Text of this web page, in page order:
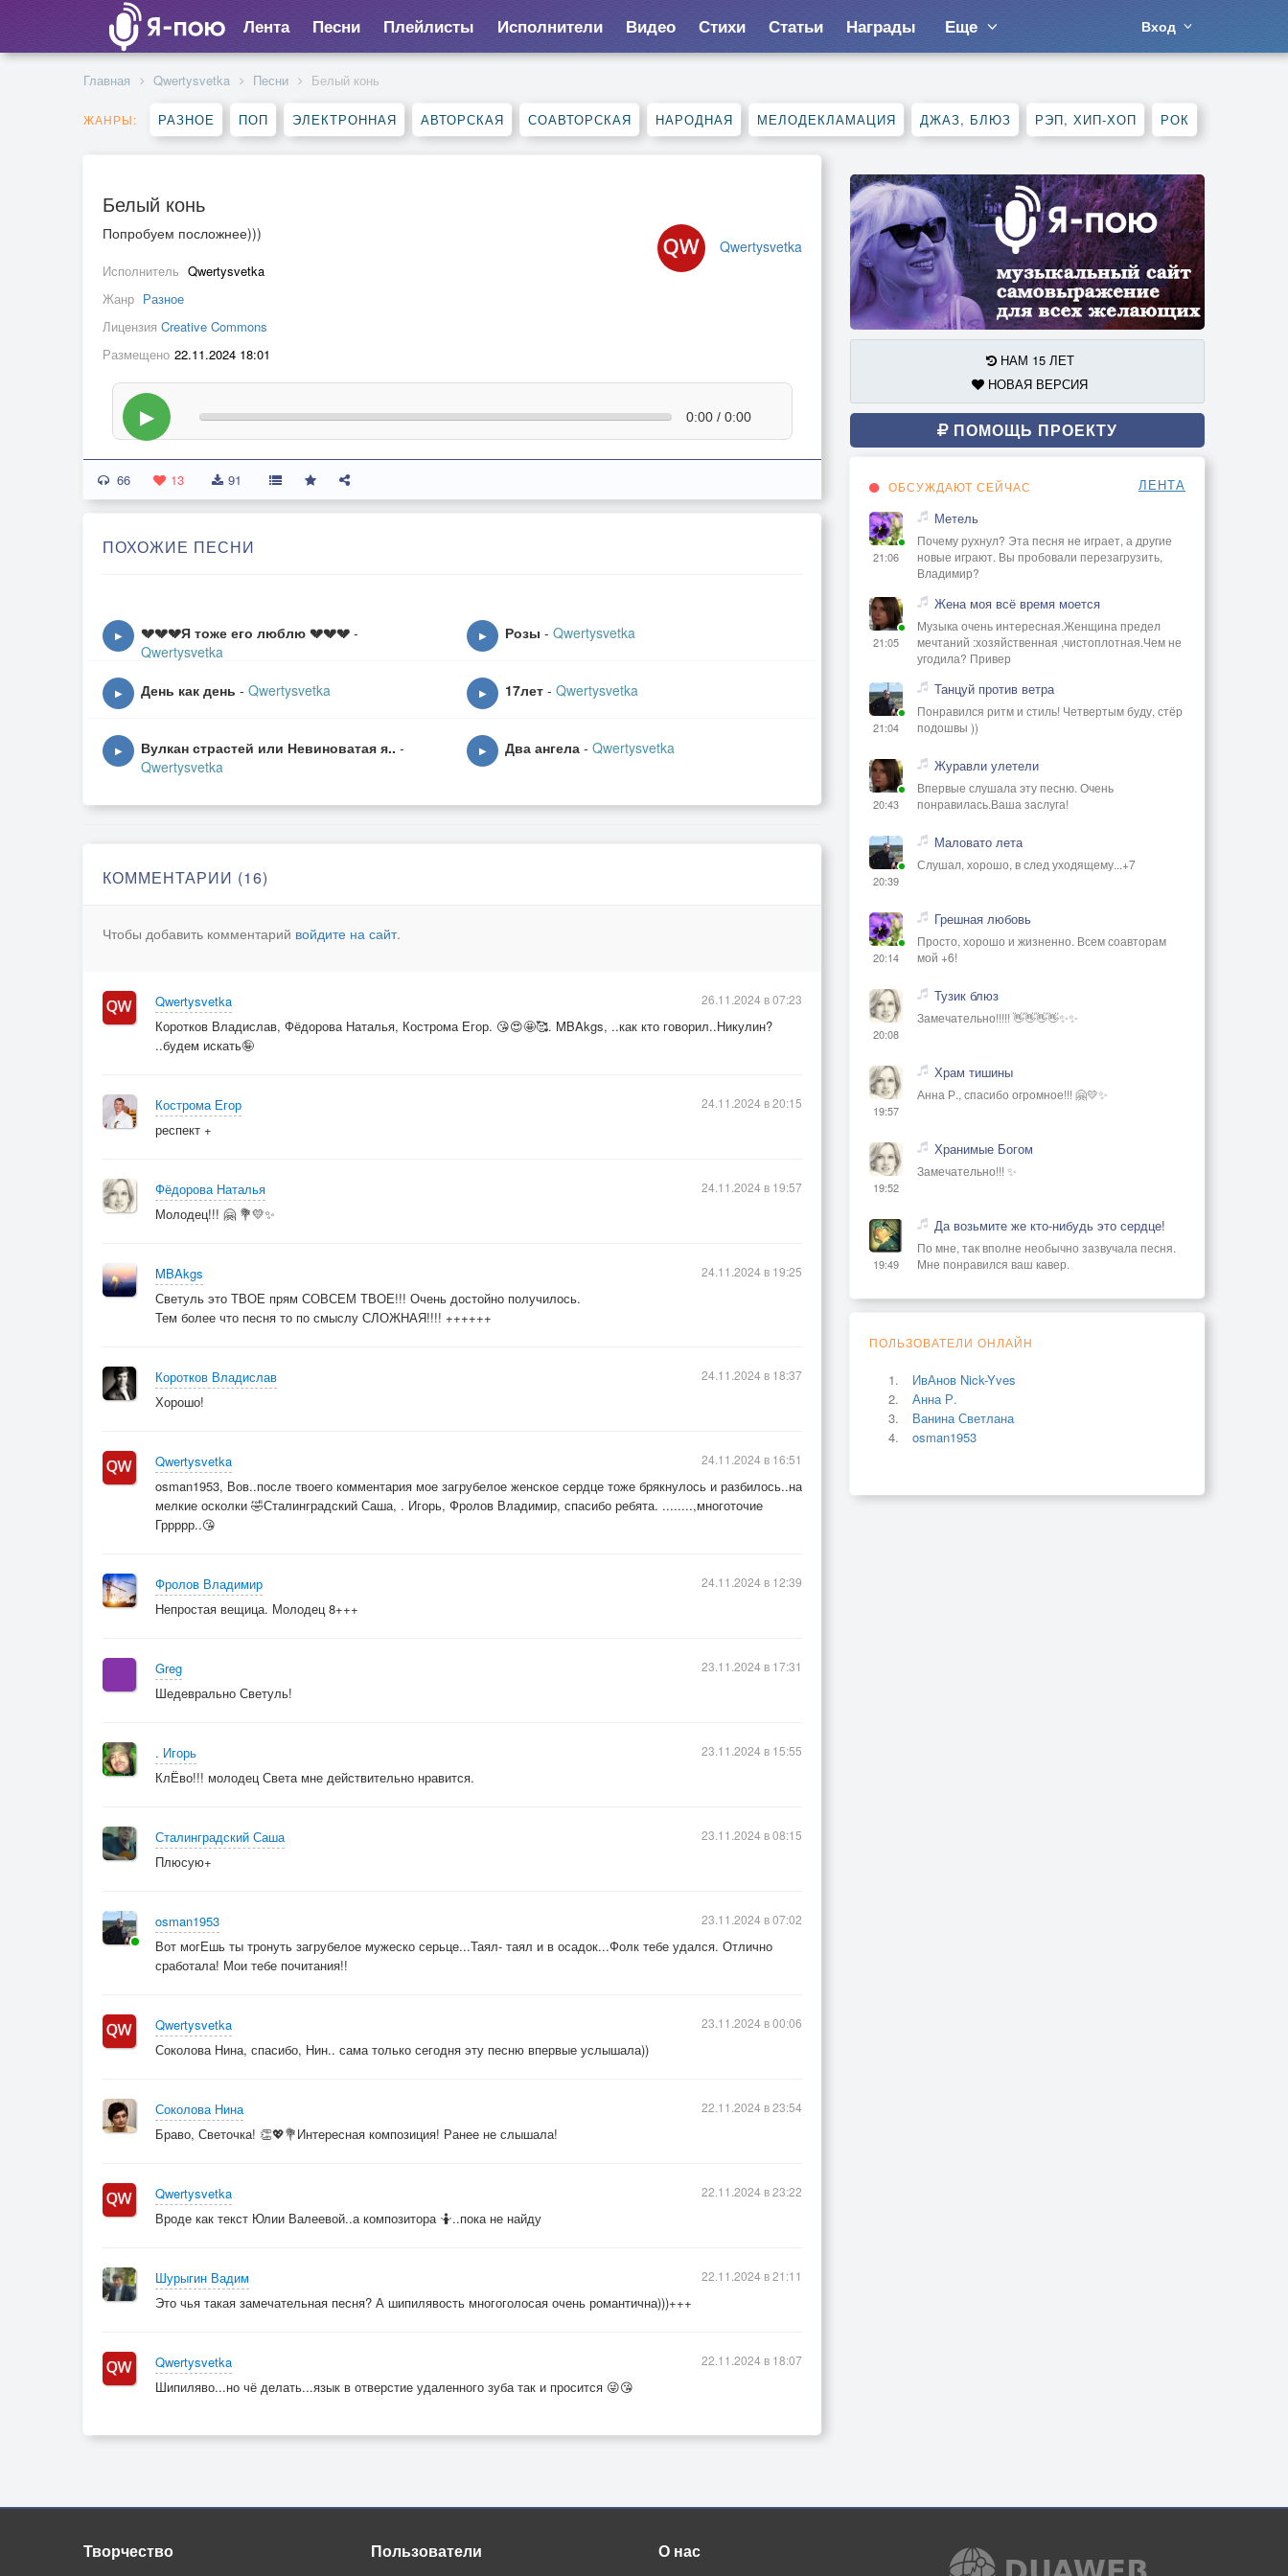
Лента Песни Плейлисты Исполнители Видео Стихи Статьи Награды Еще Вход
Главная Qwertysvetka Песни Белый конь
ЖАНРЫ: РАЗНОЕ ПОП ЭЛЕКТРОННАЯ АВТОРСКАЯ СОАВТОРСКАЯ НАРОДНАЯ МЕЛОДЕКЛАМАЦИЯ ДЖАЗ, БЛЮЗ РЭП, ХИП-ХОП РОК
Белый конь
Qwertysvetka
Попробуем посложнее)))
Исполнитель Qwertysvetka
Жанр Разное
Лицензия Creative Commons
Размещено 22.11.2024 18:01
▶ 0:00 / 0:00
66 13 91
ПОХОЖИЕ ПЕСНИ
▶ 💔💔💔Я тоже его люблю 💔💔💔 -
Qwertysvetka
▶ Розы - Qwertysvetka
▶ День как день - Qwertysvetka ▶ 17лет - Qwertysvetka
▶ Вулкан страстей или Невиноватая я.. -
Qwertysvetka
▶ Два ангела - Qwertysvetka
КОММЕНТАРИИ (16)
Чтобы добавить комментарий войдите на сайт.
Qwertysvetka
Коротков Владислав, Фёдорова Наталья, Кострома Егор. 😘😍🤩🥰. MBAkgs, ..как кто говорил..Никулин?
..будем искать🤪
26.11.2024 в 07:23
Кострома Егор
респект +
24.11.2024 в 20:15
Фёдорова Наталья
Молодец!!! 🤗 💐💛✨
24.11.2024 в 19:57
MBAkgs
Светуль это ТВОЕ прям СОВСЕМ ТВОЕ!!! Очень достойно получилось.
Тем более что песня то по смыслу СЛОЖНАЯ!!!! ++++++
24.11.2024 в 19:25
Коротков Владислав
Хорошо!
24.11.2024 в 18:37
Qwertysvetka
osman1953, Вов..после твоего комментария мое загрубелое женское сердце тоже брякнулось и разбилось..на
мелкие осколки 🤣Сталинградский Саша, . Игорь, Фролов Владимир, спасибо ребята. ........,многоточие
Гррррр..😘
24.11.2024 в 16:51
Фролов Владимир
Непростая вещица. Молодец 8+++
24.11.2024 в 12:39
Greg
Шедеврально Светуль!
23.11.2024 в 17:31
. Игорь
КлЁво!!! молодец Света мне действительно нравится.
23.11.2024 в 15:55
Сталинградский Саша
Плюсую+
23.11.2024 в 08:15
osman1953
Вот могЕшь ты тронуть загрубелое мужеско серьце...Таял- таял и в осадок...Фолк тебе удался. Отлично
сработала! Мои тебе почитания!!
23.11.2024 в 07:02
Qwertysvetka
Соколова Нина, спасибо, Нин.. сама только сегодня эту песню впервые услышала))
23.11.2024 в 00:06
Соколова Нина
Браво, Светочка! 👏💖💐Интересная композиция! Ранее не слышала!
22.11.2024 в 23:54
Qwertysvetka
Вроде как текст Юлии Валеевой..а композитора 🤷..пока не найду
22.11.2024 в 23:22
Шурыгин Вадим
Это чья такая замечательная песня? А шипилявость многоголосая очень романтична)))+++
22.11.2024 в 21:11
Qwertysvetka
Шипиляво...но чё делать...язык в отверстие удаленного зуба так и просится 😜😘
22.11.2024 в 18:07
НАМ 15 ЛЕТ
НОВАЯ ВЕРСИЯ
ПОМОЩЬ ПРОЕКТУ
ОБСУЖДАЮТ СЕЙЧАС ЛЕНТА
21:06
Метель
Почему рухнул? Эта песня не играет, а другие
новые играют. Вы пробовали перезагрузить,
Владимир?
21:05
Жена моя всё время моется
Музыка очень интересная.Женщина предел
мечтаний :хозяйственная ,чистоплотная.Чем не
угодила? Привер
21:04
Танцуй против ветра
Понравился ритм и стиль! Четвертым буду, стёр
подошвы ))
20:43
Журавли улетели
Впервые слушала эту песню. Очень
понравилась.Ваша заслуга!
20:39
Маловато лета
Слушал, хорошо, в след уходящему...+7
20:14
Грешная любовь
Просто, хорошо и жизненно. Всем соавторам
мой +6!
20:08
Тузик блюз
Замечательно!!!!! 👋👋👋👋✨✨
19:57
Храм тишины
Анна Р., спасибо огромное!!! 🤗💛✨
19:52
Хранимые Богом
Замечательно!!! ✨
19:49
Да возьмите же кто-нибудь это сердце!
По мне, так вполне необычно зазвучала песня.
Мне понравился ваш кавер.
ПОЛЬЗОВАТЕЛИ ОНЛАЙН
ИвАнов Nick-Yves
Анна Р.
Ванина Светлана
osman1953
Творчество Пользователи О нас